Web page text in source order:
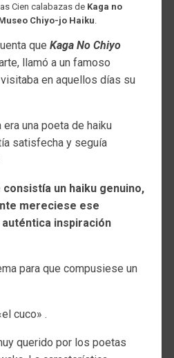
Cien calabazas de Kaga no
Chiyo-jo Haiku
que Kaga No Chiyo
llamó a un famoso
en aquellos días su
una poeta de haiku
satisfecha y seguía
un haiku genuino,
mereciese ese
auténtica inspiración
para que compusiese un
cuco» .
querido por los poetas